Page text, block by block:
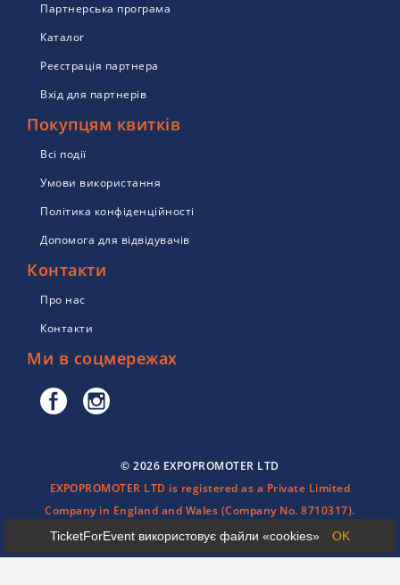
TicketForEvent використовує файли «cookies» OK
Партнерська програма
Каталог
Реєстрація партнера
Вхід для партнерів
Покупцям квитків
Всі події
Умови використання
Політика конфіденційності
Допомога для відвідувачів
Контакти
Про нас
Контакти
Ми в соцмережах
© 2026 EXPOPROMOTER LTD
EXPOPROMOTER LTD is registered as a Private Limited
Company in England and Wales (Company No. 8710317).